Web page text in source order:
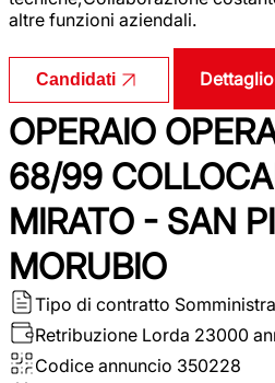
altre funzioni aziendali.
Candidati
OPERAIO
68/99
MIRATO - SAN
MORUBIO
Tipo di contratto
Retribuzione Lorda 23000
Codice annuncio 350228